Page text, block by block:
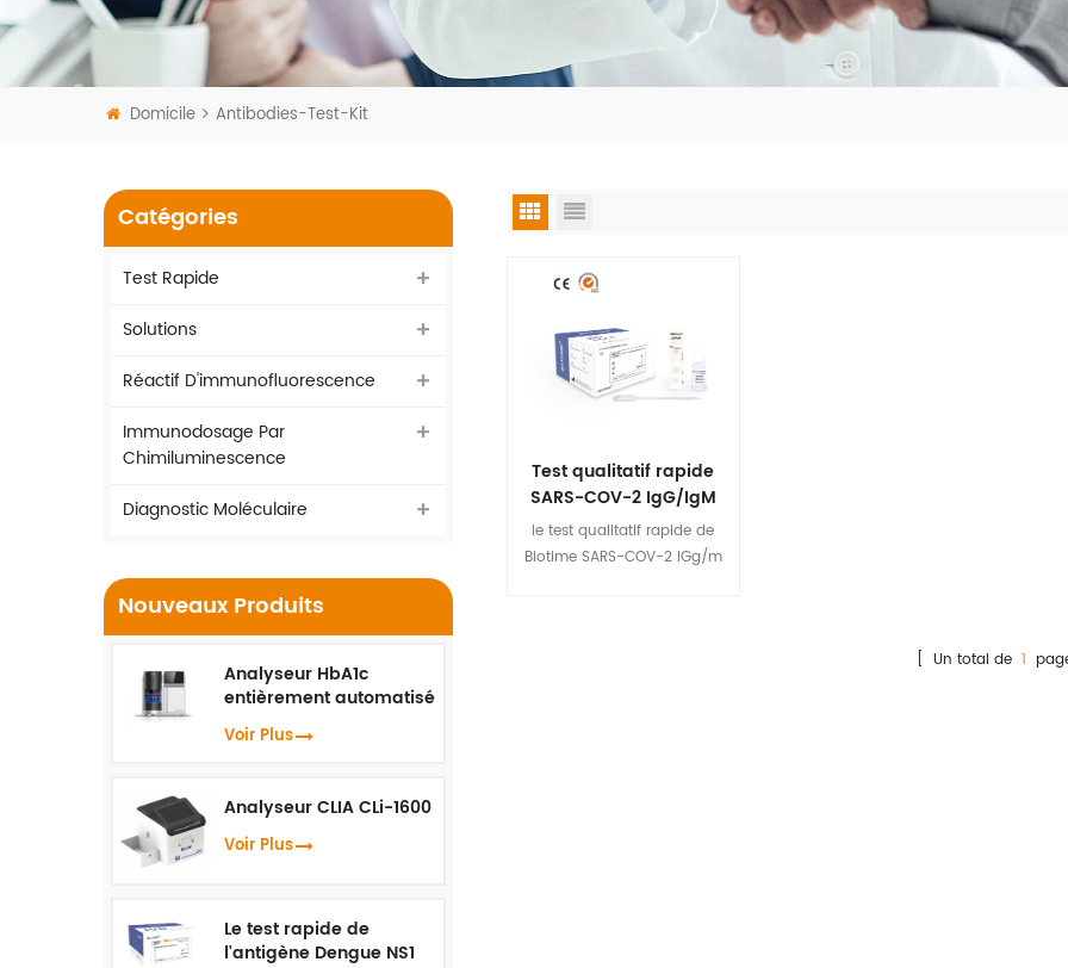
Domicile Antibodies-Test-Kit
Test qualitatif rapide
SARS-COV-2 IgG/IgM
le test qualitatif rapide de
Biotime SARS-COV-2 IGg/m
[ Un total de1
Catégories
Test Rapide
Solutions
Réactif D'immunofluorescence
Immunodosage Par
Chimiluminescence
Diagnostic Moléculaire
Nouveaux Produits
Analyseur HbA1c
entièrement automatisé
HLC-100
Voir Plus
Analyseur CLIA CLi-1600
Voir Plus
Le test rapide de
l'antigène Dengue NS1